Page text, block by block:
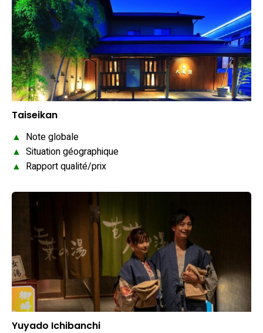
Taiseikan
▲ Note globale
▲ Situation géographique
▲ Rapport qualité/prix
Yuyado Ichibanchi